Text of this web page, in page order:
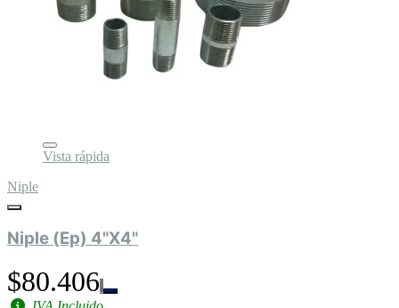
Vista rápida
Niple
Niple (Ep) 4"X4"
$80.406